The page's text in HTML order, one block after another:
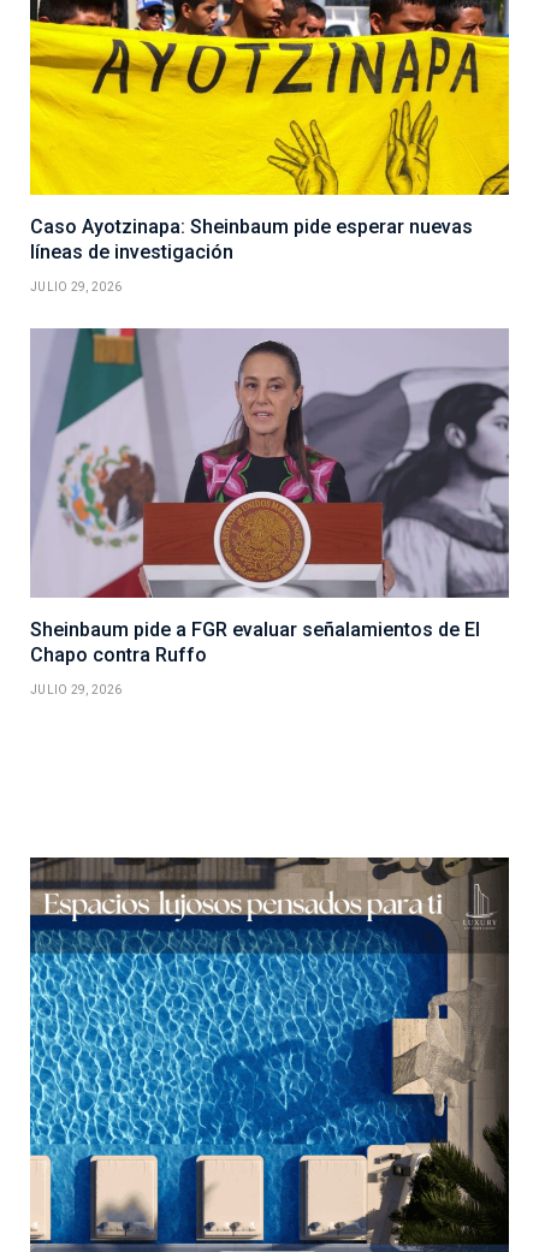
Caso Ayotzinapa: Sheinbaum pide esperar nuevas
líneas de investigación
JULIO 29, 2026
Sheinbaum pide a FGR evaluar señalamientos de El
Chapo contra Ruffo
JULIO 29, 2026